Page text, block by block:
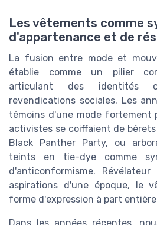
Les vêtements comme
d'appartenance et de
La fusion entre mode et
établie comme un pilier
articulant des identités
revendications sociales. Les
témoins d'une mode fortement
activistes se coiffaient de
Black Panther Party, ou
teints en tie-dye comme
d'anticonformisme.
aspirations d'une époque, le
forme d'expression à part